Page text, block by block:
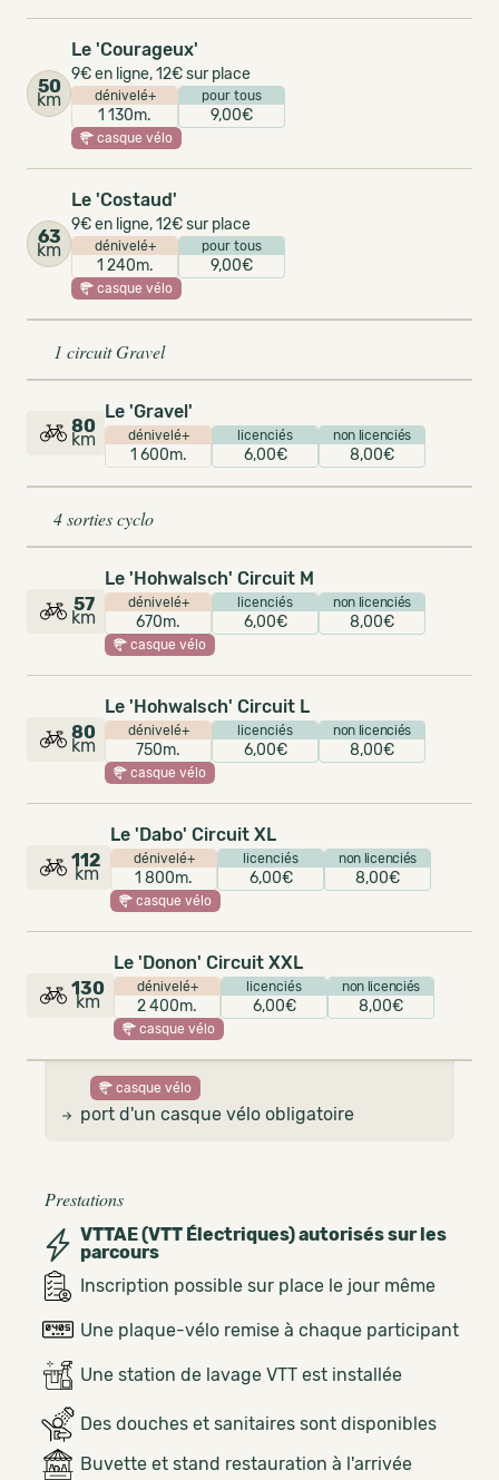
50
km
Le 'Courageux'
9€ en ligne, 12€ sur place
dénivelé+
1 130m.
pour tous
9,00€
casque vélo
63
km
Le 'Costaud'
9€ en ligne, 12€ sur place
dénivelé+
1 240m.
pour tous
9,00€
casque vélo
1 circuit Gravel
80
km
Le 'Gravel'
dénivelé+
1 600m.
licenciés
6,00€
non licenciés
8,00€
4 sorties cyclo
57
km
Le 'Hohwalsch' Circuit M
dénivelé+
670m.
licenciés
6,00€
non licenciés
8,00€
casque vélo
80
km
Le 'Hohwalsch' Circuit L
dénivelé+
750m.
licenciés
6,00€
non licenciés
8,00€
casque vélo
112
km
Le 'Dabo' Circuit XL
dénivelé+
1 800m.
licenciés
6,00€
non licenciés
8,00€
casque vélo
130
km
Le 'Donon' Circuit XXL
dénivelé+
2 400m.
licenciés
6,00€
non licenciés
8,00€
casque vélo
casque vélo
port d'un casque vélo obligatoire
Prestations
VTTAE (VTT Électriques) autorisés sur les
parcours
Inscription possible sur place le jour même
Une plaque-vélo remise à chaque participant
Une station de lavage VTT est installée
Des douches et sanitaires sont disponibles
Buvette et stand restauration à l'arrivée